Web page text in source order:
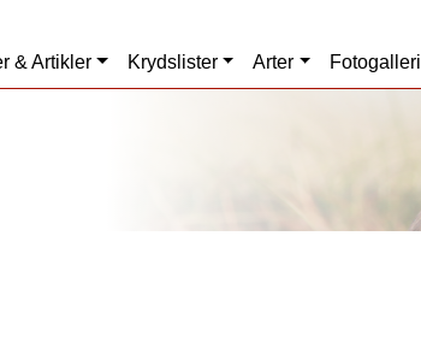
& Artikler Krydslister Arter Fotogalleri